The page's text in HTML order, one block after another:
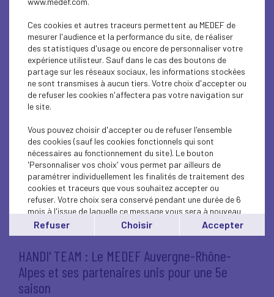
1 avril 2026
ORIENTATION FORMATION
ÉCOLE ENTREPRISE ÉVÉNEMENT
Finale du Concours Créateurs d'Idées 2026 : la
nouvelle génération d'innovateurs est déjà là !
Lire l'article
27 mars 2026
HANDICAP
HANDI' TEAM : Le MEDEF Auvergne-Rhône-
Alpes et ses partenaires unis pour une 5e
saison
Ces cookies et autres traceurs permettent au MEDEF de
mesurer l'audience et la performance du site, de réaliser
des statistiques d'usage ou encore de personnaliser votre
expérience utilisteur. Sauf dans le cas des boutons de
partage sur les réseaux sociaux, les informations stockées
ne sont transmises à aucun tiers. Votre choix d'accepter ou
de refuser les cookies n'affectera pas votre navigation sur
le site.
Vous pouvez choisir d'accepter ou de refuser l'ensemble
des cookies (sauf les cookies fonctionnels qui sont
nécessaires au fonctionnement du site). Le bouton
'Personnaliser vos choix' vous permet par ailleurs de
paramétrer individuellement les finalités de traitement des
cookies et traceurs que vous souhaitez accepter ou
refuser. Votre choix sera conservé pendant une durée de 6
mois à l'issue de laquelle ce message vous sera à nouveau
affiché..
Vous pouvez modifier votre choix à tout moment en
Refuser Choisir Accepter